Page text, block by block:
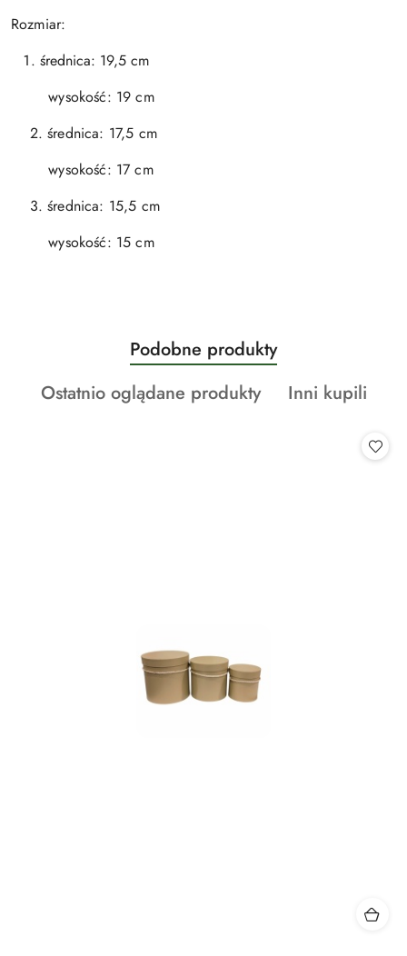
Rozmiar:
średnica: 19,5 cm
wysokość: 19 cm
2. średnica: 17,5 cm
wysokość: 17 cm
3. średnica: 15,5 cm
wysokość: 15 cm
Pomiń karuzelę produktów
Produkty
o
statusie:
Podobne produkty
Produkty
Ostatnio oglądane produkty
Produkty
Inni kupili